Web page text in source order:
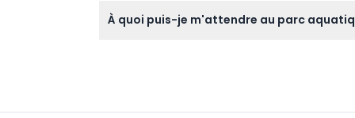
préférez.
À quoi puis-je m'attendre au parc